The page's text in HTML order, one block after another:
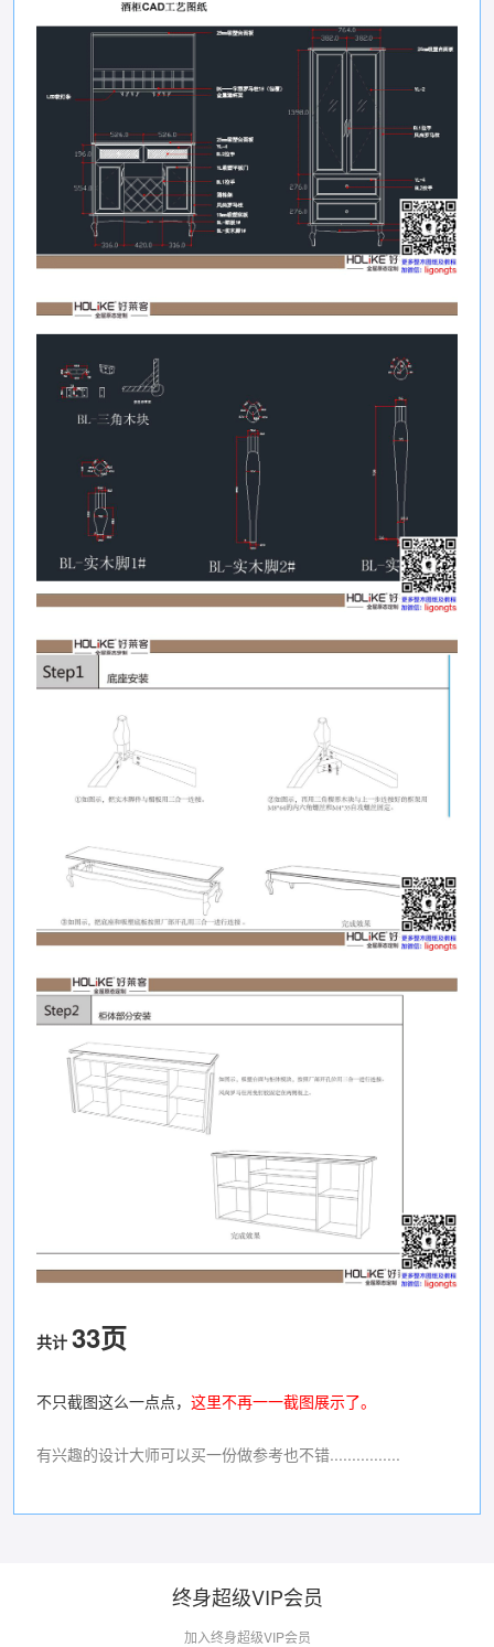
共计 33页
不只截图这么一点点， 这里不再一一截图展示了。
有兴趣的设计大师可以买一份做参考也不错................
终身超级VIP会员
加入终身超级VIP会员